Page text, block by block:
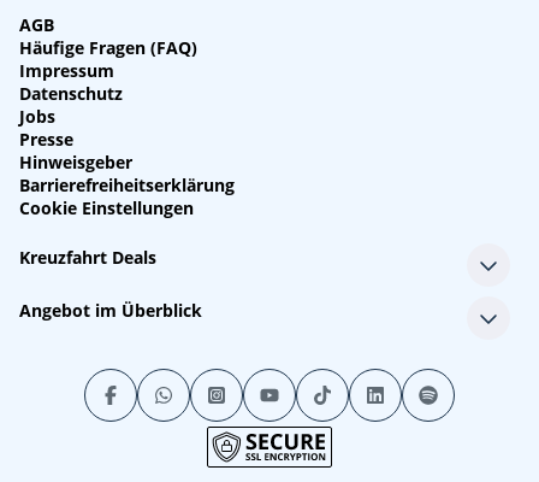
AGB
Häufige Fragen (FAQ)
Impressum
Datenschutz
Jobs
Presse
Hinweisgeber
Barrierefreiheitserklärung
Cookie Einstellungen
Kreuzfahrt Deals
Single-Kreuzfahrten
Kreuzfahrt mit Kindern
Minikreuzfahrten
Stornokabinen
Luxuskreuzfahrten
Angebot im Überblick
Alle Schiffe
Alle Reiseziele
Kreuzfahrtpakete